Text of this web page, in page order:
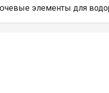
элементы для